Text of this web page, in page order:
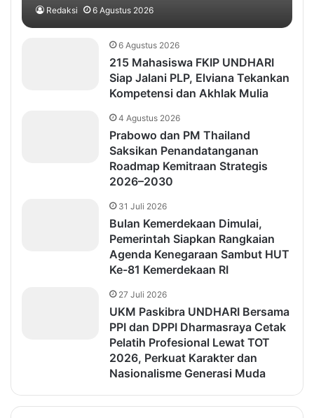
Redaksi 6 Agustus 2026
6 Agustus 2026
215 Mahasiswa FKIP UNDHARI
Siap Jalani PLP, Elviana Tekankan
Kompetensi dan Akhlak Mulia
4 Agustus 2026
Prabowo dan PM Thailand
Saksikan Penandatanganan
Roadmap Kemitraan Strategis
2026–2030
31 Juli 2026
Bulan Kemerdekaan Dimulai,
Pemerintah Siapkan Rangkaian
Agenda Kenegaraan Sambut HUT
Ke-81 Kemerdekaan RI
27 Juli 2026
UKM Paskibra UNDHARI Bersama
PPI dan DPPI Dharmasraya Cetak
Pelatih Profesional Lewat TOT
2026, Perkuat Karakter dan
Nasionalisme Generasi Muda